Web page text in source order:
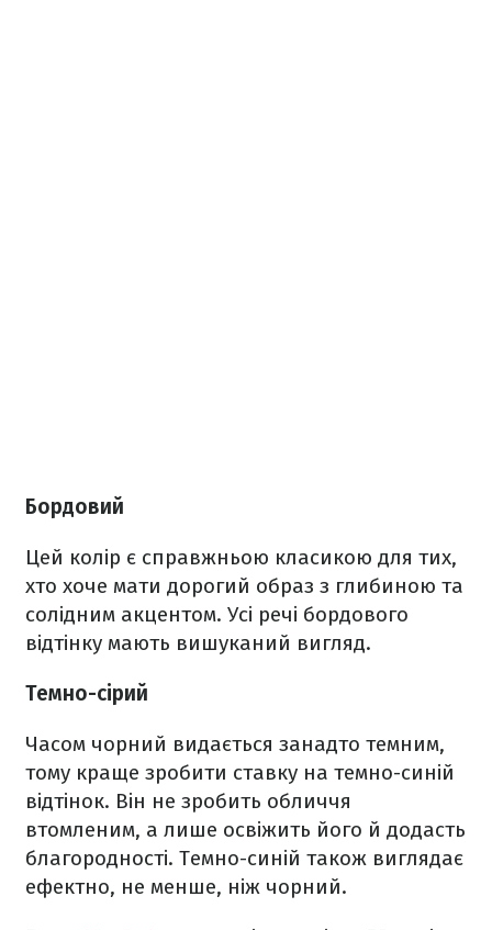
Бордовий
Цей колір є справжньою класикою для тих,
хто хоче мати дорогий образ з глибиною та
солідним акцентом. Усі речі бордового
відтінку мають вишуканий вигляд.
Темно-сірий
Часом чорний видається занадто темним,
тому краще зробити ставку на темно-синій
відтінок. Він не зробить обличчя
втомленим, а лише освіжить його й додасть
благородності. Темно-синій також виглядає
ефектно, не менше, ніж чорний.